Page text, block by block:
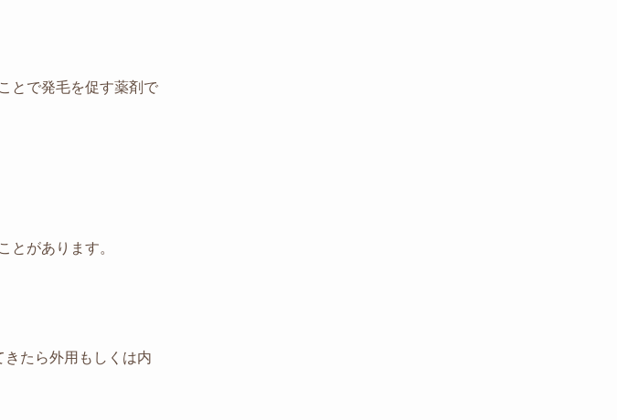
とで発毛を促す薬剤で
とがあります。
たら外用もしくは内